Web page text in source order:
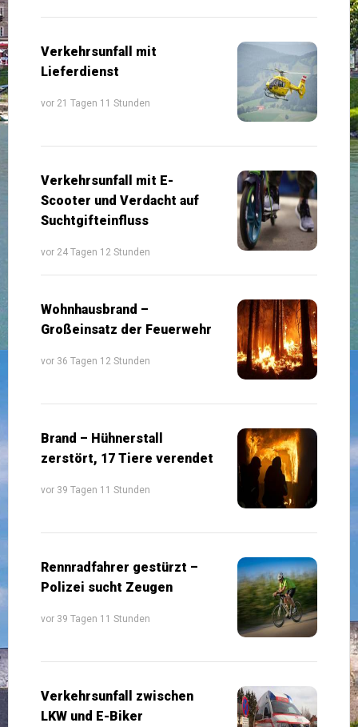
Verkehrsunfall mit
Lieferdienst
vor 21 Tagen 11 Stunden
Verkehrsunfall mit E-
Scooter und Verdacht auf
Suchtgifteinfluss
vor 24 Tagen 12 Stunden
Wohnhausbrand –
Großeinsatz der Feuerwehr
vor 36 Tagen 12 Stunden
Brand – Hühnerstall
zerstört, 17 Tiere verendet
vor 39 Tagen 11 Stunden
Rennradfahrer gestürzt –
Polizei sucht Zeugen
vor 39 Tagen 11 Stunden
Verkehrsunfall zwischen
LKW und E-Biker